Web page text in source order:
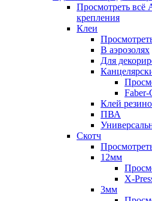
Просмотреть всё
крепления
Клеи
В аэрозолях
Для
Faber-
Клей
ПВА
Скотч
12мм
X-
3мм